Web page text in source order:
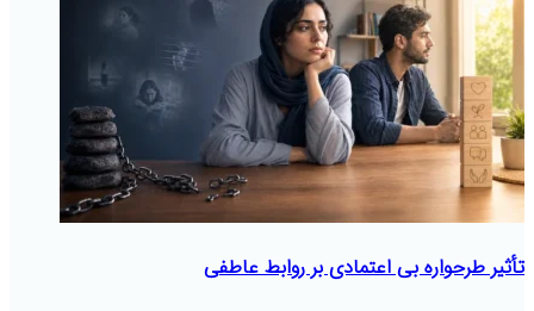
تأثیر طرحواره بی اعتمادی بر روابط عاطفی